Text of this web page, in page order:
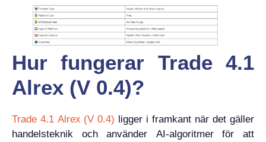
Hur fungerar Trade 4.1
Alrex (V 0.4)?
Trade 4.1 Alrex (V 0.4) ligger i framkant när det gäller
handelsteknik och använder AI-algoritmer för att